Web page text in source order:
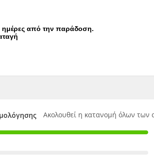
ημέρες από την παράδοση.
Ακολουθεί η κατανομή όλων των